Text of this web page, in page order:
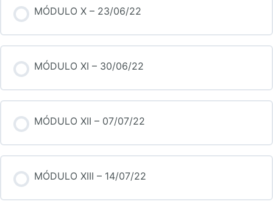
MÓDULO X – 23/06/22
MÓDULO XI – 30/06/22
MÓDULO XII – 07/07/22
MÓDULO XIII – 14/07/22